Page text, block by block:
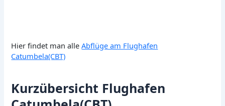
Hier findet man alleAbflüge am Flughafen
Catumbela(CBT)
Kurzübersicht Flughafen